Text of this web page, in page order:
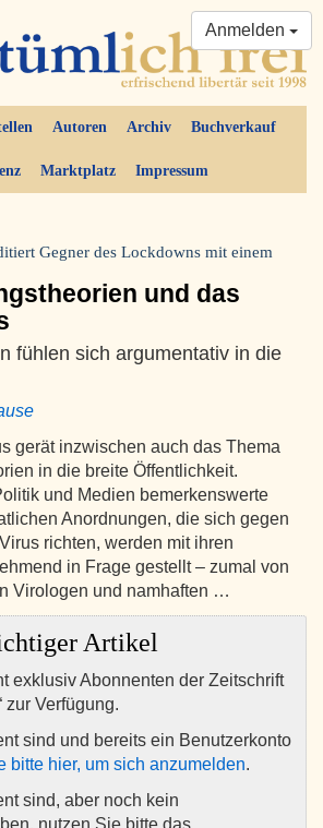
Autoren Archiv Buchverkauf
Marktplatz Impressum
Anmelden
Gegner des Lockdowns mit einem
und das
fühlen sich argumentativ in die
gerät inzwischen auch das Thema
in die breite Öffentlichkeit.
und Medien bemerkenswerte
Anordnungen, die sich gegen
richten, werden mit ihren
in Frage gestellt – zumal von
Virologen und namhaften …
Artikel
exklusiv Abonnenten der Zeitschrift
zur Verfügung.
sind und bereits ein Benutzerkonto
bitte hier, um sich anzumelden.
sind, aber noch kein
nutzen Sie bitte das